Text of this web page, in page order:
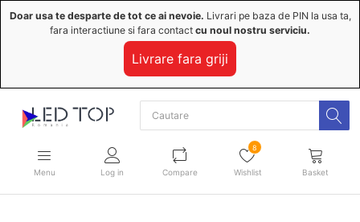
Doar usa te desparte de tot ce ai nevoie. Livrari pe baza de PIN la usa ta,
fara interactiune si fara contact cu noul nostru serviciu.
Livrare fara griji
Menu Log in Compare
8
Wishlist Basket